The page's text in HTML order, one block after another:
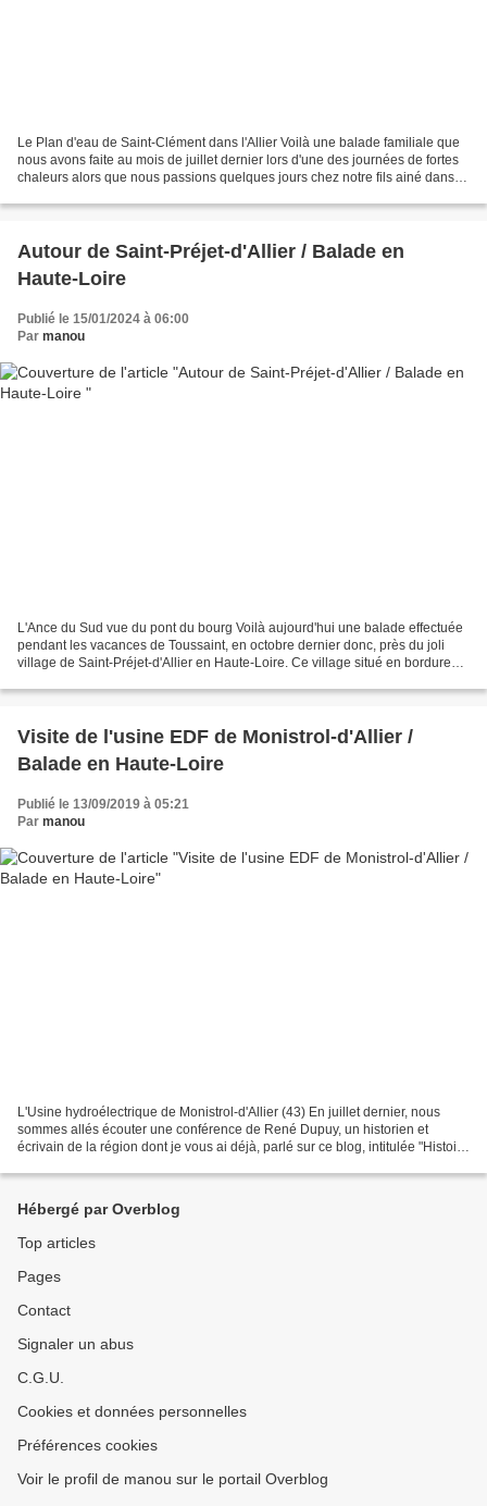
Le Plan d'eau de Saint-Clément dans l'Allier Voilà une balade familiale que
nous avons faite au mois de juillet dernier lors d'une des journées de fortes
chaleurs alors que nous passions quelques jours chez notre fils ainé dans le
Autour de Saint-Préjet-d'Allier / Balade en
Haute-Loire
Publié le 15/01/2024 à 06:00
Par manou
L'Ance du Sud vue du pont du bourg Voilà aujourd'hui une balade effectuée
pendant les vacances de Toussaint, en octobre dernier donc, près du joli
village de Saint-Préjet-d'Allier en Haute-Loire. Ce village situé en bordure
Visite de l'usine EDF de Monistrol-d'Allier /
Balade en Haute-Loire
Publié le 13/09/2019 à 05:21
Par manou
L'Usine hydroélectrique de Monistrol-d'Allier (43) En juillet dernier, nous
sommes allés écouter une conférence de René Dupuy, un historien et
écrivain de la région dont je vous ai déjà, parlé sur ce blog, intitulée "Histoire
Hébergé par Overblog
Top articles
Pages
Contact
Signaler un abus
C.G.U.
Cookies et données personnelles
Préférences cookies
Voir le profil de manou sur le portail Overblog